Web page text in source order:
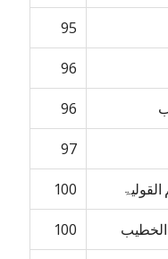
95
96
96
97
100
الخطیب 100